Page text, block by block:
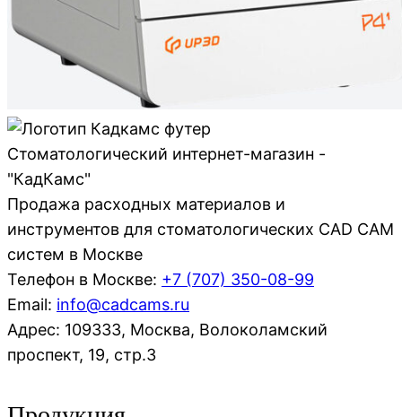
Стоматологический интернет-магазин -
"КадКамс"
Продажа расходных материалов и
инструментов для стоматологических CAD CAM
систем в Москве
Телефон в Москве: +7 (707) 350-08-99
Email: info@cadcams.ru
Адрес: 109333, Москва, Волоколамский
проспект, 19, стр.3